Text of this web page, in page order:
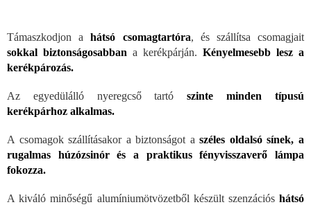
Támaszkodjon ahátsó csomagtartóra, és szállítsa csomagjait
sokkal biztonságosabban a kerékpárján. Kényelmesebb lesz a
kerékpározás.
Az egyedülálló nyeregcső tartószinte minden típusú
kerékpárhoz alkalmas.
A csomagok szállításakor a biztonságot aszéles oldalsó sínek, a
rugalmas húzózsinór és a praktikus fényvisszaverő lámpa
fokozza.
A kiváló minőségű alumíniumötvözetből készült szenzációs hátsó